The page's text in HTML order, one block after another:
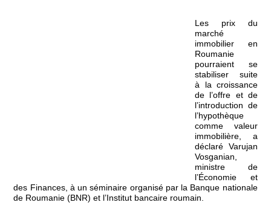
Les prix du
marché
immobilier en
Roumanie
pourraient se
stabiliser suite
à la croissance
de l’offre et de
l’introduction de
l’hypothèque
comme valeur
immobilière, a
déclaré Varujan
Vosganian,
ministre de
l’Économie et
des Finances, à un séminaire organisé par la Banque nationale
de Roumanie (BNR) et l’Institut bancaire roumain.